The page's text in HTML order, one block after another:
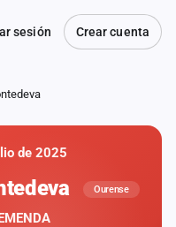
sesión Crear cuenta
de 2025
Ourense